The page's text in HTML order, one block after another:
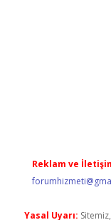
Reklam ve
Yasal Uyarı: